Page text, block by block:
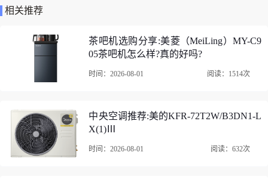
加热方式：IH
功能：预约定时，快速饭，柴火饭
美的MB-CFB4081H电饭煲口碑评价
1、美的MB-CFB4081H电饭煲快递非常快，第二天就到了，
好，可以预约时间，省时省力！蒸出来的米很好吃很喜欢美
的牌子，家里有好多电器都是美的。刚收到货，总体感觉很
满意
相关推荐
茶吧机选购分享:美菱（MeiLing）MY-C9
05茶吧机怎么样?真的好吗?
时间：2026-08-01 阅读：1514次
中央空调推荐:美的KFR-72T2W/B3DN1-L
X(1)Ⅲ
时间：2026-08-01 阅读：632次